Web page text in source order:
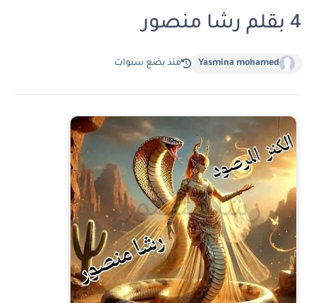
4 بقلم رشا منصور
Yasmina mohamed منذ بضع سنوات